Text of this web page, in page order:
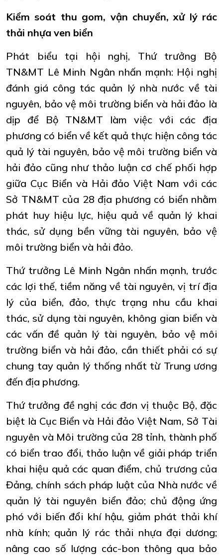
Kiểm soát thu gom, vận chuyển, xử lý rác
thải nhựa ven biển
Phát biểu tại hội nghị, Thứ trưởng Bộ
TN&MT Lê Minh Ngân nhấn mạnh: Hội nghị
đánh giá công tác quản lý nhà nước về tài
nguyên, bảo vệ môi trường biển và hải đảo là
dịp để Bộ TN&MT làm việc với các địa
phương có biển về kết quả thực hiện công tác
quả lý tài nguyên, bảo vệ môi trường biển và
hải đảo cũng như thảo luận cơ chế phối hợp
giữa Cục Biển và Hải đảo Việt Nam với các
Sở TN&MT của 28 địa phương có biển nhằm
phát huy hiệu lực, hiệu quả về quản lý khai
thác, sử dụng bền vững tài nguyên, bảo vệ
môi trường biển và hải đảo.
Thứ trưởng Lê Minh Ngân nhấn mạnh, trước
các lợi thế, tiềm năng về tài nguyên, vị trí địa
lý của biển, đảo, thực trạng nhu cầu khai
thác, sử dụng tài nguyên, không gian biển và
các vấn đề quản lý tài nguyên, bảo vệ môi
trường biển và hải đảo, cần thiết phải có sự
chung tay quản lý thống nhất từ Trung ương
đến địa phương.
Thứ trưởng đề nghị các đơn vị thuộc Bộ, đặc
biệt là Cục Biển và Hải đảo Việt Nam, Sở Tài
nguyên và Môi trường của 28 tỉnh, thành phố
có biển trao đổi, thảo luận về giải pháp triển
khai hiệu quả các quan điểm, chủ trương của
Đảng, chính sách pháp luật của Nhà nước về
quản lý tài nguyên biển đảo; chủ động ứng
phó với biến đổi khí hậu, giảm phát thải khí
nhà kính; quản lý rác thải nhựa đại dương;
nâng cao số lượng các-bon thông qua bảo